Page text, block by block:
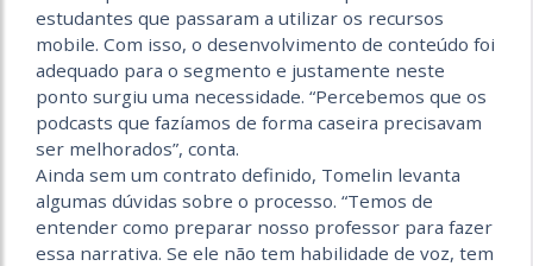
estudantes que passaram a utilizar os recursos
mobile. Com isso, o desenvolvimento de conteúdo foi
adequado para o segmento e justamente neste
ponto surgiu uma necessidade. “Percebemos que os
podcasts que fazíamos de forma caseira precisavam
ser melhorados”, conta.
Ainda sem um contrato definido, Tomelin levanta
algumas dúvidas sobre o processo. “Temos de
entender como preparar nosso professor para fazer
essa narrativa. Se ele não tem habilidade de voz, tem